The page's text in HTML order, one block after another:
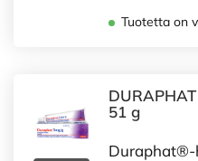
Tuotetta on
51 g
Duraphat®-